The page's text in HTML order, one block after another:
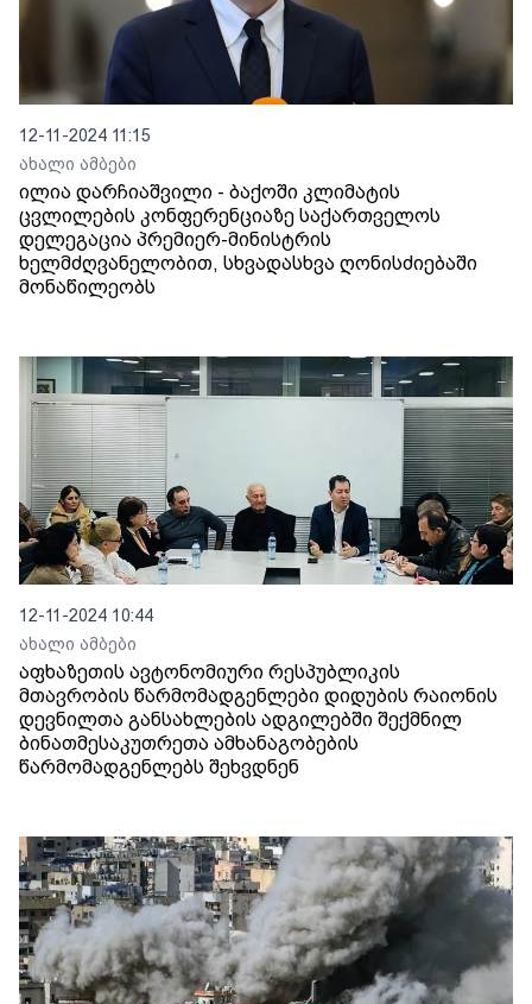
12-11-2024 11:15
ახალი ამბები
ილია დარჩიაშვილი - ბაქოში კლიმატის
ცვლილების კონფერენციაზე საქართველოს
დელეგაცია პრემიერ-მინისტრის
ხელმძღვანელობით, სხვადასხვა ღონისძიებაში
მონაწილეობს
12-11-2024 10:44
ახალი ამბები
აფხაზეთის ავტონომიური რესპუბლიკის
მთავრობის წარმომადგენლები დიდუბის რაიონის
დევნილთა განსახლების ადგილებში შექმნილ
ბინათმესაკუთრეთა ამხანაგობების
წარმომადგენლებს შეხვდნენ